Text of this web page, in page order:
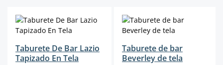
Taburete De Bar Lazio
Tapizado En Tela
Taburete de bar
Beverley de tela